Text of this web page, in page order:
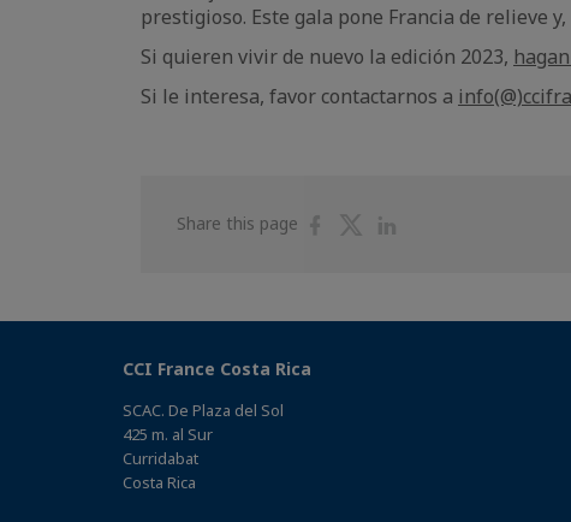
prestigioso. Este gala pone Francia de relieve
Si quieren vivir de nuevo la edición 2023,
Si le interesa, favor contactarnos a
Share this page
ShareShare
CCI France Costa Rica
SCAC. De Plaza del Sol
425 m. al Sur
Curridabat
Costa Rica